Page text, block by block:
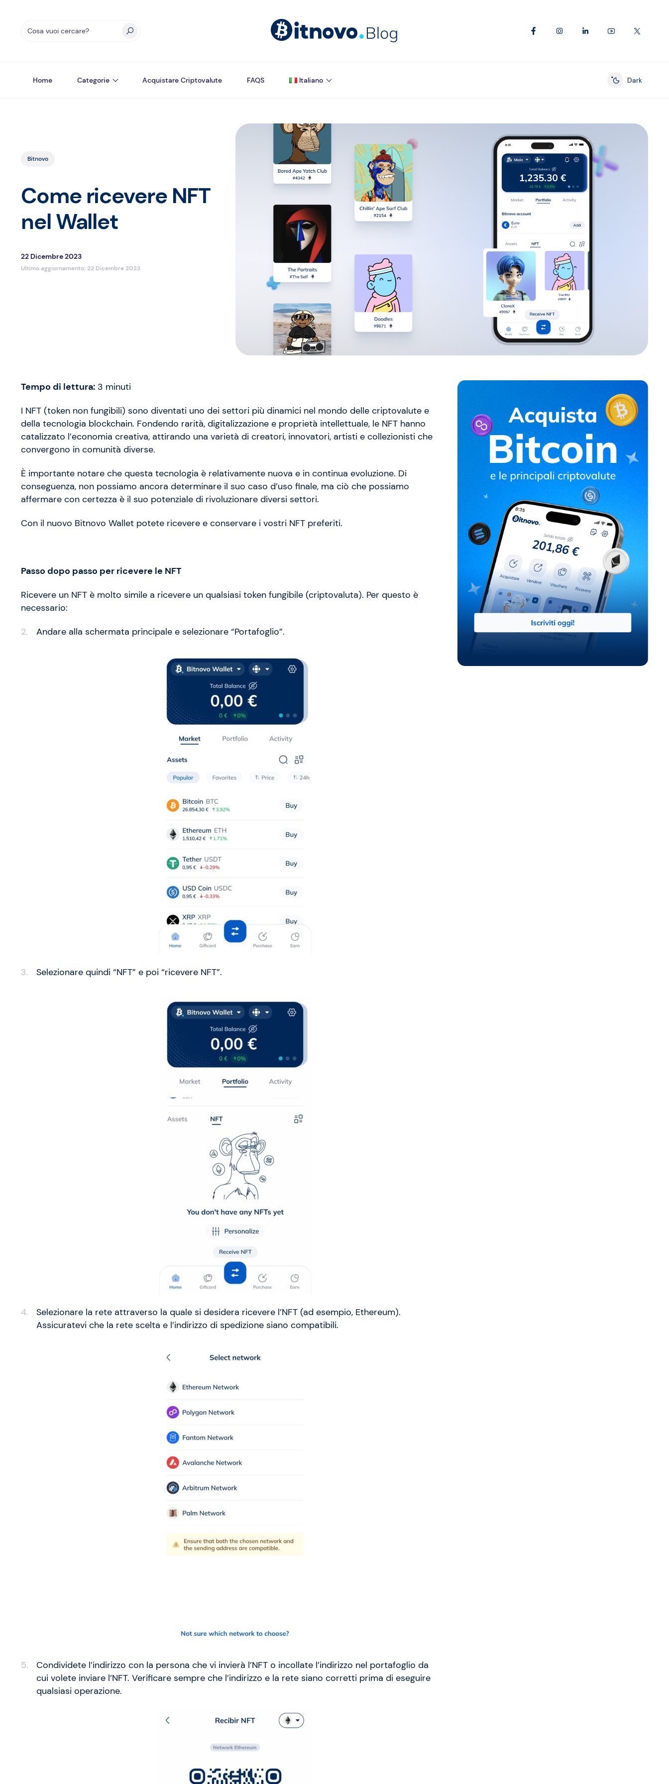
Home Categorie Acquistare Criptovalute FAQS Italiano
Enable dark
Dark
Bitnovo
Come ricevere NFT
nel Wallet
22 Dicembre 2023
Ultimo aggiornamento: 22 Dicembre 2023
Tempo di lettura: 3 minuti
I NFT (token non fungibili) sono diventati uno dei settori più dinamici nel mondo delle criptovalute e
della tecnologia blockchain. Fondendo rarità, digitalizzazione e proprietà intellettuale, le NFT hanno
catalizzato l’economia creativa, attirando una varietà di creatori, innovatori, artisti e collezionisti che
convergono in comunità diverse.
È importante notare che questa tecnologia è relativamente nuova e in continua evoluzione. Di
conseguenza, non possiamo ancora determinare il suo caso d’uso finale, ma ciò che possiamo
affermare con certezza è il suo potenziale di rivoluzionare diversi settori.
Con il nuovo Bitnovo Wallet potete ricevere e conservare i vostri NFT preferiti.
Passo dopo passo per ricevere le NFT
Ricevere un NFT è molto simile a ricevere un qualsiasi token fungibile (criptovaluta). Per questo è
necessario:
Andare alla schermata principale e selezionare “Portafoglio”.
Selezionare quindi “NFT” e poi “ricevere NFT”.
Selezionare la rete attraverso la quale si desidera ricevere l’NFT (ad esempio, Ethereum).
Assicuratevi che la rete scelta e l’indirizzo di spedizione siano compatibili.
Condividete l’indirizzo con la persona che vi invierà l’NFT o incollate l’indirizzo nel portafoglio da
cui volete inviare l’NFT. Verificare sempre che l’indirizzo e la rete siano corretti prima di eseguire
qualsiasi operazione.